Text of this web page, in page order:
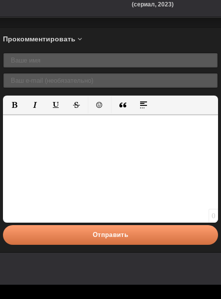
(сериал, 2023)
Прокомментировать
Полужирный
КурсивПодчеркнутый
ЗачеркнутыйВставить смайлик
Вставка цитаты
Вставка спойлера
0
Отправить